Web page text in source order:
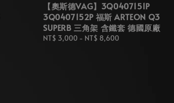
【奧斯德VAG】3Q0407151P
3Q0407152P 福斯 ARTEON Q3
SUPERB 三角架 含鐵套 德國原廠
Regular
NT$ 3,000 - NT$ 8,600